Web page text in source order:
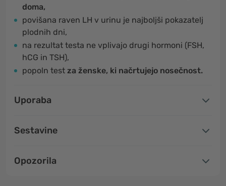
doma,
povišana raven LH v urinu je najboljši pokazatelj
plodnih dni,
na rezultat testa ne vplivajo drugi hormoni (FSH,
hCG in TSH),
popoln test za ženske, ki načrtujejo nosečnost.
Uporaba
Sestavine
Opozorila